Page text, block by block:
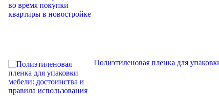
Полиэтиленовая пленка для